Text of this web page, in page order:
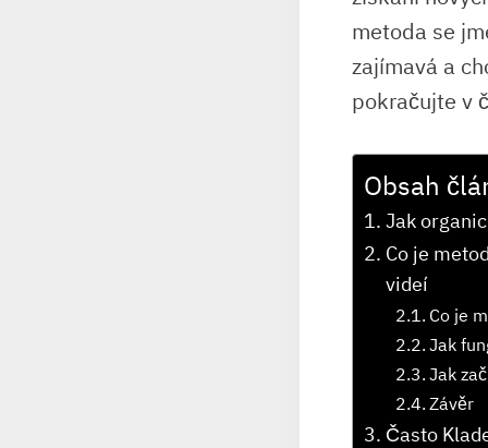
metoda se
zajímavá a
pokračujte v
Obsah
Jak
Co je
videí
Co je
Jak
Jak
Závěr
Často